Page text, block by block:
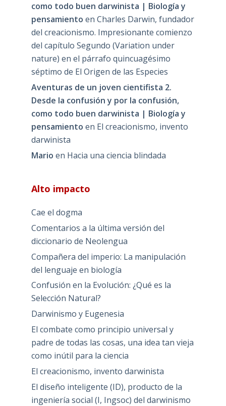
como todo buen darwinista | Biología y
pensamiento en Charles Darwin, fundador
del creacionismo. Impresionante comienzo
del capítulo Segundo (Variation under
nature) en el párrafo quincuagésimo
séptimo de El Origen de las Especies
Aventuras de un joven cientifista 2.
Desde la confusión y por la confusión,
como todo buen darwinista | Biología y
pensamiento en El creacionismo, invento
darwinista
Mario en Hacia una ciencia blindada
Alto impacto
Cae el dogma
Comentarios a la última versión del
diccionario de Neolengua
Compañera del imperio: La manipulación
del lenguaje en biología
Confusión en la Evolución: ¿Qué es la
Selección Natural?
Darwinismo y Eugenesia
El combate como principio universal y
padre de todas las cosas, una idea tan vieja
como inútil para la ciencia
El creacionismo, invento darwinista
El diseño inteligente (ID), producto de la
ingeniería social (I, Ingsoc) del darwinismo